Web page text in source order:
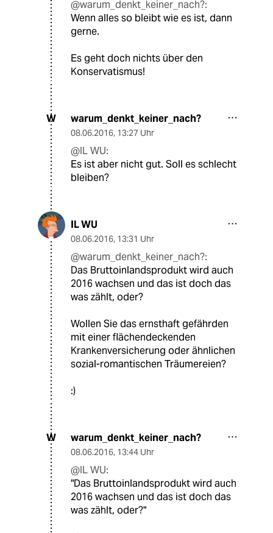
@warum_denkt_keiner_nach?:
Wenn alles so bleibt wie es ist, dann
gerne.
Es geht doch nichts über den
Konservatismus!
W warum_denkt_keiner_nach?
08.06.2016, 13:27 Uhr
@IL WU:
Es ist aber nicht gut. Soll es schlecht
bleiben?
IL WU
08.06.2016, 13:31 Uhr
@warum_denkt_keiner_nach?:
Das Bruttoinlandsprodukt wird auch
2016 wachsen und das ist doch das
was zählt, oder?
Wollen Sie das ernsthaft gefährden
mit einer flächendeckenden
Krankenversicherung oder ähnlichen
sozial-romantischen Träumereien?
:)
W warum_denkt_keiner_nach?
08.06.2016, 13:44 Uhr
@IL WU:
"Das Bruttoinlandsprodukt wird auch
2016 wachsen und das ist doch das
was zählt, oder?"